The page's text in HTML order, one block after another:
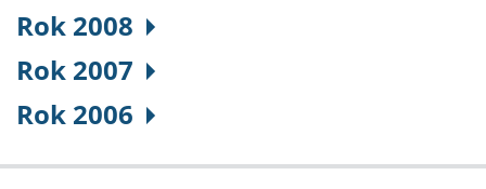
Rok 2008
Rok 2007
Rok 2006